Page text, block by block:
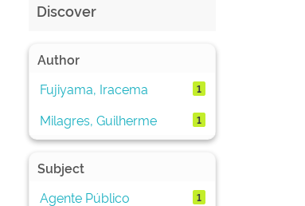
Discover
Author
Fujiyama, Iracema
1
Milagres, Guilherme 1
Subject
Agente Público
1